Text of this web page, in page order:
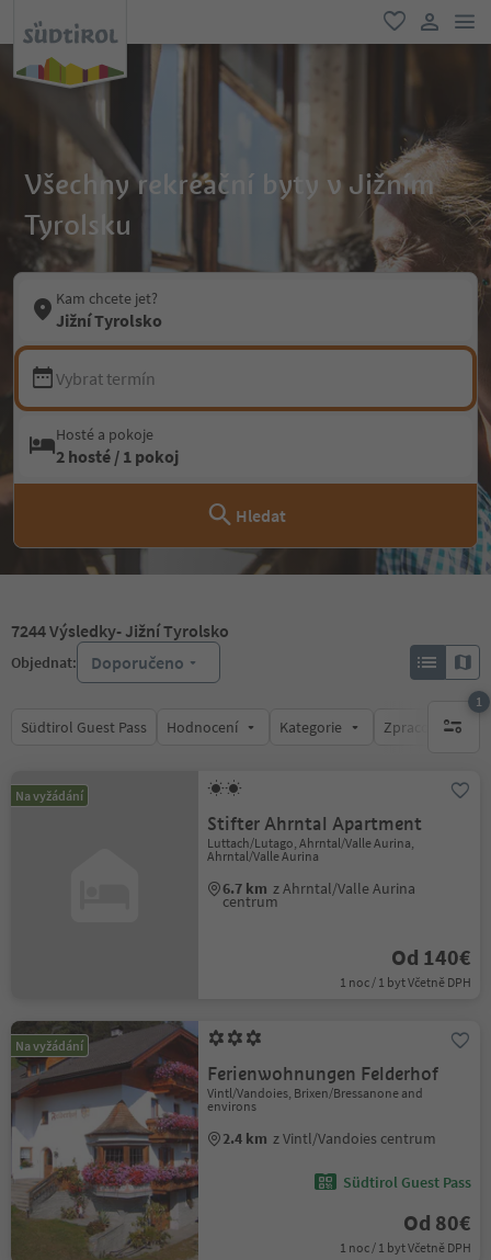
oblíbené
Všechny rekreační byty v Jižním
Tyrolsku
Kam chcete jet?
Jižní Tyrolsko
Vybrat termín
Hosté a pokoje
2 hosté / 1 pokoj
Hledat
7244Výsledky- Jižní Tyrolsko
Objednat: Doporučeno
Südtirol Guest Pass Hodnocení Kategorie Zpracovává
1
1
Na vyžádání
Stifter Ahrntal Apartment
Luttach/Lutago, Ahrntal/Valle Aurina,
Ahrntal/Valle Aurina
6.7 km z Ahrntal/Valle Aurina
centrum
Od 140€
1 noc / 1 byt Včetně DPH
Na vyžádání
Ferienwohnungen Felderhof
Vintl/Vandoies, Brixen/Bressanone and
environs
2.4 km z Vintl/Vandoies centrum
Südtirol Guest Pass
Od 80€
1 noc / 1 byt Včetně DPH